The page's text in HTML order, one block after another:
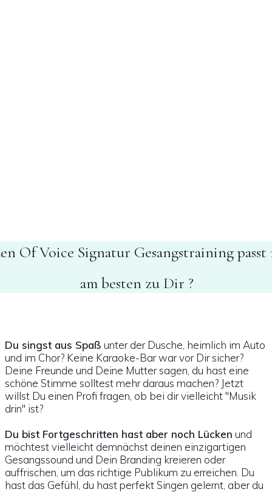
Of Voice Signatur Gesangstraining
am besten zu Dir ?
Du singst aus Spaß unter der Dusche, heimlich im Auto
und im Chor? Keine Karaoke-Bar war vor Dir sicher?
Deine Freunde und Deine Mutter sagen, du hast eine
schöne Stimme solltest mehr daraus machen? Jetzt
willst Du einen Profi fragen, ob bei dir vielleicht "Musik
drin" ist?
Du bist Fortgeschritten hast aber noch Lücken und
möchtest vielleicht demnächst deinen einzigartigen
Gesangssound und Dein Branding kreieren oder
auffrischen, um das richtige Publikum zu erreichen. Du
hast das Gefühl, du hast perfekt Singen gelernt, aber du